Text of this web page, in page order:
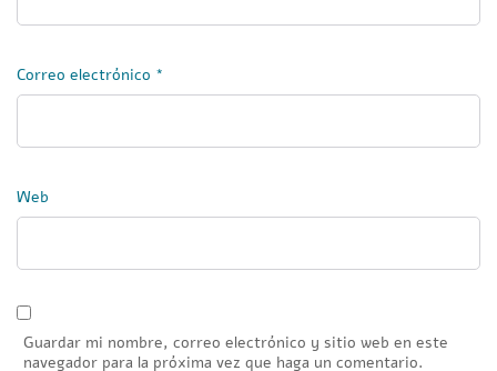
Correo electrónico *
Web
Guardar mi nombre, correo electrónico y sitio web en este
navegador para la próxima vez que haga un comentario.